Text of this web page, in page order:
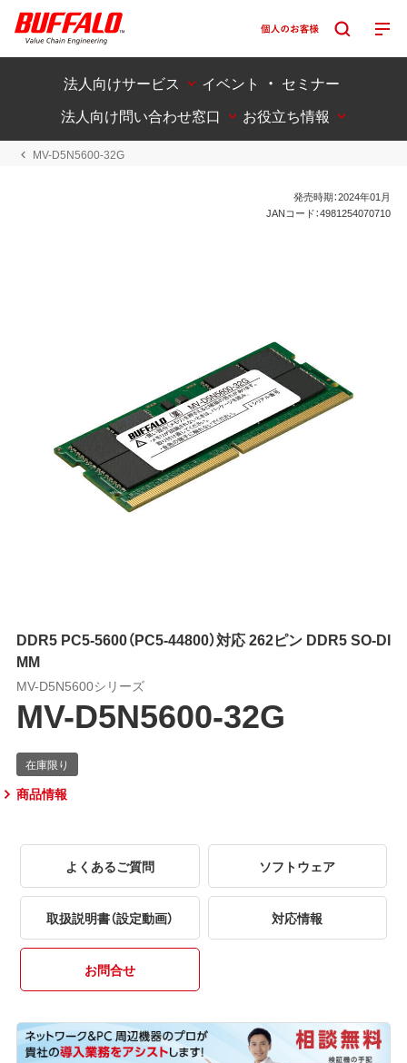
法人向けサービス
イベント ・ セミナー
法人向け問い合わせ窓口
お役立ち情報
MV-D5N5600-32G
発売時期：2024年01月
JANコード：4981254070710
DDR5 PC5-5600（PC5-44800）対応 262ピン DDR5 SO-DI
MM
MV-D5N5600シリーズ
MV-D5N5600-32G
商品情報
よくあるご質問 ソフトウェア
取扱説明書（設定動画） 対応情報
お問合せ